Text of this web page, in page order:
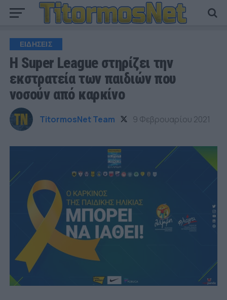
ΕΙΔΗΣΕΙΣ
Η Super League στηρίζει την
εκστρατεία των παιδιών που
νοσούν από καρκίνο
TitormosNet Team 9 Φεβρουαρίου 2021